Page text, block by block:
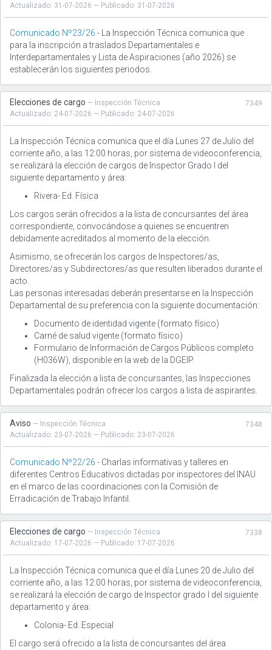
Actualizado: 31-07-2026 — Publicado: 31-07-2026
Comunicado Nº23/26 - La Inspección Técnica comunica que
para la inscripción a traslados Departamentales e
Interdepartamentales y Lista de Aspiraciones (año 2026) se
establecerán los siguientes periodos.
7349
Elecciones de cargo — Inspección Técnica
Actualizado: 24-07-2026 — Publicado: 24-07-2026
La Inspección Técnica comunica que el día Lunes 27 de Julio del
corriente año, a las 12:00 horas, por sistema de videoconferencia,
se realizará la elección de cargos de Inspector Grado I del
siguiente departamento y área:
Rivera- Ed. Física
Los cargos serán ofrecidos a la lista de concursantes del área
correspondiente, convocándose a quienes se encuentren
debidamente acreditados al momento de la elección.
Asimismo, se ofrecerán los cargos de Inspectores/as,
Directores/as y Subdirectores/as que resulten liberados durante el
acto.
Las personas interesadas deberán presentarse en la Inspección
Departamental de su preferencia con la siguiente documentación:
Documento de identidad vigente (formato físico)
Carné de salud vigente (formato físico)
Formulario de Información de Cargos Públicos completo
(H036W), disponible en la web de la DGEIP.
Finalizada la elección a lista de concursantes, las Inspecciones
Departamentales podrán ofrecer los cargos a lista de aspirantes.
7348
Aviso — Inspección Técnica
Actualizado: 23-07-2026 — Publicado: 23-07-2026
Comunicado Nº22/26 - Charlas informativas y talleres en
diferentes Centros Educativos dictadas por inspectores del INAU
en el marco de las coordinaciones con la Comisión de
Erradicación de Trabajo Infantil.
7338
Elecciones de cargo — Inspección Técnica
Actualizado: 17-07-2026 — Publicado: 17-07-2026
La Inspección Técnica comunica que el día Lunes 20 de Julio del
corriente año, a las 12:00 horas, por sistema de videoconferencia,
se realizará la elección de cargo de Inspector grado I del siguiente
departamento y área:
Colonia- Ed. Especial
El cargo será ofrecido a la lista de concursantes del área